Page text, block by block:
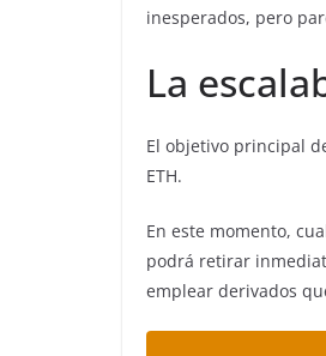
inesperados, pero
La
El objetivo principal
ETH.
En este momento,
podrá retirar
emplear derivados